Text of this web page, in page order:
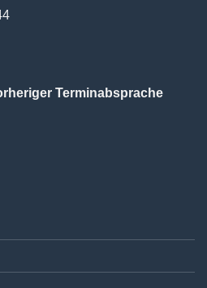
Terminabsprache